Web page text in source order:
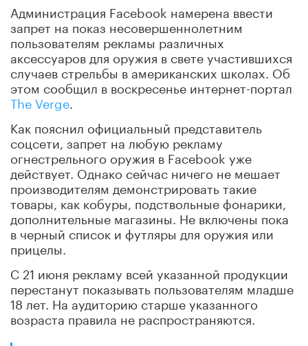
Администрация Facebook намерена ввести
запрет на показ несовершеннолетним
пользователям рекламы различных
аксессуаров для оружия в свете участившихся
случаев стрельбы в американских школах. Об
этом сообщил в воскресенье интернет-портал
The Verge
Как пояснил официальный представитель
соцсети, запрет на любую рекламу
огнестрельного оружия в Facebook уже
действует. Однако сейчас ничего не мешает
производителям демонстрировать такие
товары, как кобуры, подствольные фонарики,
дополнительные магазины. Не включены пока
в черный список и футляры для оружия или
прицелы.
С 21 июня рекламу всей указанной продукции
перестанут показывать пользователям младше
18 лет. На аудиторию старше указанного
возраста правила не распространяются.